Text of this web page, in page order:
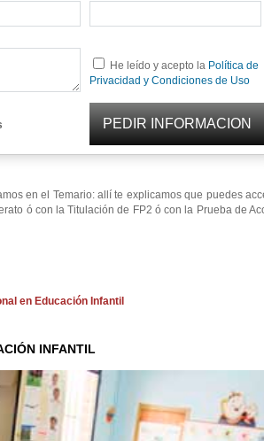
He leído y acepto la Política de
Privacidad y Condiciones de Uso
en el Temario: allí te explicamos que puedes
ó con la Titulación de FP2 ó con la Prueba de
en Educación Infantil
INFANTIL